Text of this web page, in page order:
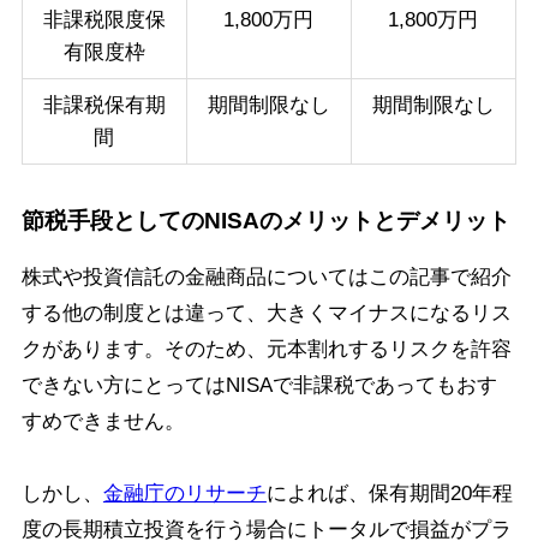
非課税限度保
有限度枠
1,800万円 1,800万円
非課税保有期
間
期間制限なし 期間制限なし
節税手段としてのNISAのメリットとデメリット
株式や投資信託の金融商品についてはこの記事で紹介
する他の制度とは違って、大きくマイナスになるリス
クがあります。そのため、元本割れするリスクを許容
できない方にとってはNISAで非課税であってもおす
すめできません。
しかし、 金融庁のリサーチによれば、保有期間20年程
度の長期積立投資を行う場合にトータルで損益がプラ